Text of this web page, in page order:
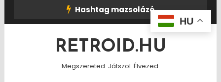
Hashtag mazsolázó
RETROID.HU
Megszereted. Játszol. Élvezed.
HU